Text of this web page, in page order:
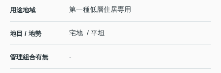
用途地域 第一種低層住居専用
地目 / 地勢 宅地 / 平坦
管理組合有無 -